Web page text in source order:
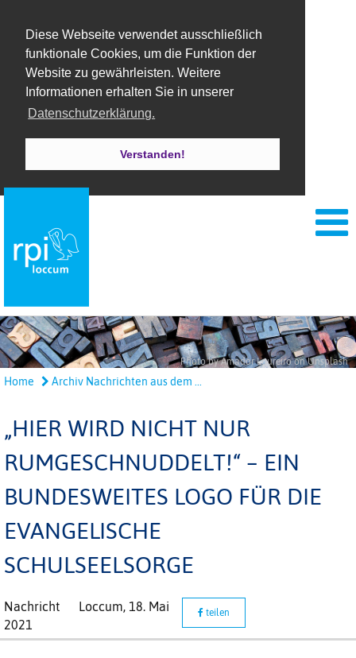
Diese Webseite verwendet ausschließlich
funktionale Cookies, um die Funktion der
Website zu gewährleisten. Weitere
Informationen erhalten Sie in unserer
Datenschutzerklärung.
Verstanden!
Photo by Amador Loureiro on Unsplash
Home Archiv Nachrichten aus dem ...
„HIER WIRD NICHT NUR
RUMGESCHNUDDELT!“ – EIN
BUNDESWEITES LOGO FÜR DIE
EVANGELISCHE
SCHULSEELSORGE
Nachricht Loccum, 18. Mai
2021
teilen